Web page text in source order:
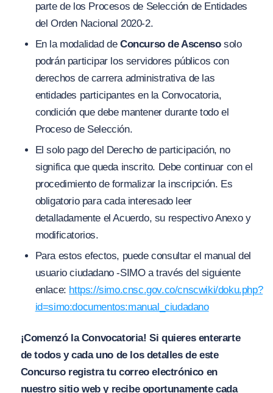
parte de los Procesos de Selección de Entidades
del Orden Nacional 2020-2.
En la modalidad de Concurso de Ascensosolo
podrán participar los servidores públicos con
derechos de carrera administrativa de las
entidades participantes en la Convocatoria,
condición que debe mantener durante todo el
Proceso de Selección.
El solo pago del Derecho de participación, no
significa que queda inscrito. Debe continuar con el
procedimiento de formalizar la inscripción. Es
obligatorio para cada interesado leer
detalladamente el Acuerdo, su respectivo Anexo y
modificatorios.
Para estos efectos, puede consultar el manual del
usuario ciudadano -SIMO a través del siguiente
enlace: https://simo.cnsc.gov.co/cnscwiki/doku.php?
id=simo:documentos:manual_ciudadano
¡Comenzó la Convocatoria! Si quieres enterarte
de todos y cada uno de los detalles de este
Concurso registra tu correo electrónico en
nuestro sitio web y recibe oportunamente cada